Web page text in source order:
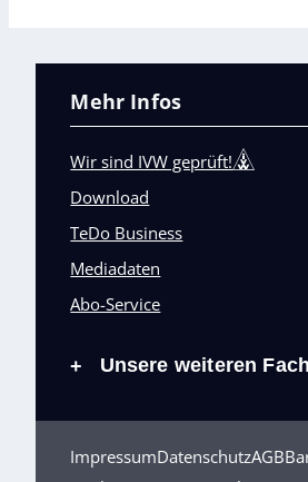
Mehr Infos
Wir sind IVW geprüft!
Download
TeDo Business
Mediadaten
Abo-Service
+ Unsere weiteren
ImpressumDatenschutzAGB